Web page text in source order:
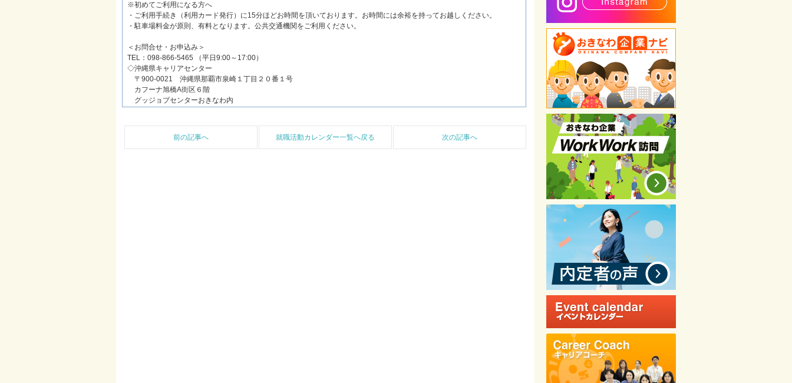
※初めてご利用になる方へ
・ご利用手続き（利用カード発行）に15分ほどお時間を頂いております。お時間には余裕を持ってお越しください。
・駐車場料金が原則、有料となります。公共交通機関をご利用ください。
＜お問合せ・お申込み＞
TEL：098-866-5465 （平日9:00～17:00）
◇沖縄県キャリアセンター
〒900-0021 沖縄県那覇市泉崎１丁目２０番１号
カフーナ旭橋A街区６階
グッジョブセンターおきなわ内
前の記事へ 就職活動カレンダー一覧へ戻る 次の記事へ